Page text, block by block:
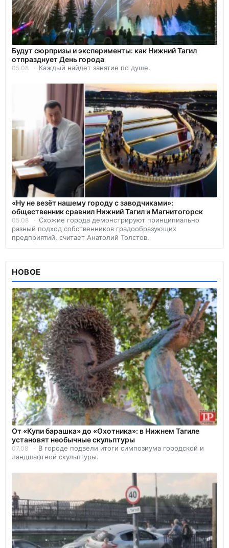
Будут сюрпризы и эксперименты: как Нижний Тагил
отпразднует День города
05.08 Каждый найдет занятие по душе.
«Ну не везёт нашему городу с заводчиками»:
общественник сравнил Нижний Тагил и Магнитогорск
05.08
Схожие города демонстрируют принципиально
разный подход собственников градообразующих
предприятий, считает Анатолий Толстов.
НОВОЕ
От «Купи барашка» до «Охотника»: в Нижнем Тагиле
установят необычные скульптуры
07.08
В городе подвели итоги симпозиума городской и
ландшафтной скульптуры.